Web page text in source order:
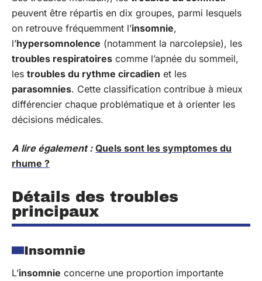
peuvent être répartis en dix groupes, parmi lesquels
on retrouve fréquemment l’insomnie,
l’hypersomnolence (notamment la narcolepsie), les
troubles respiratoires comme l’apnée du sommeil,
les troubles du rythme circadien et les
parasomnies. Cette classification contribue à mieux
différencier chaque problématique et à orienter les
décisions médicales.
A lire également : Quels sont les symptomes du
rhume ?
Détails des troubles
principaux
Insomnie
L’insomnie concerne une proportion importante